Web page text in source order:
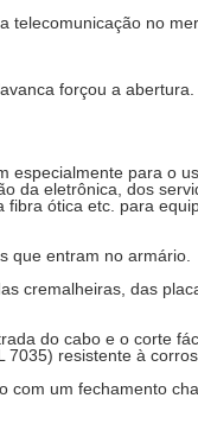
telecomunicação no
forçou a abertura.
especialmente para o
da eletrônica, dos
ótica etc. para
que entram no armário.
cremalheiras, das
do cabo e o corte
resistente à
com um fechamento